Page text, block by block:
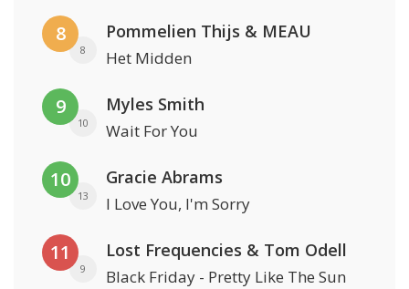
8
8
Pommelien Thijs & MEAU
Het Midden
9
10
Myles Smith
Wait For You
10
13
Gracie Abrams
I Love You, I'm Sorry
11
9
Lost Frequencies & Tom Odell
Black Friday - Pretty Like The Sun